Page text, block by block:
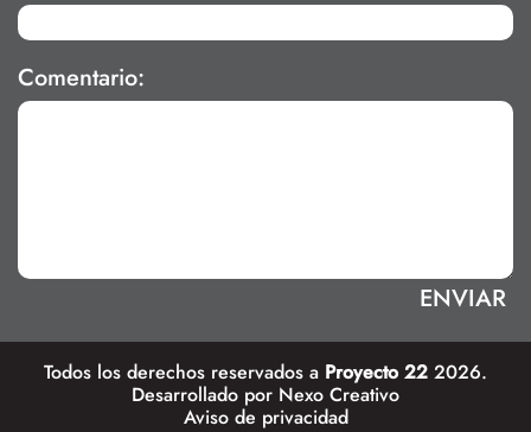
Comentario:
Todos los derechos reservados a Proyecto 22 2026.
Desarrollado por Nexo Creativo
Aviso de privacidad